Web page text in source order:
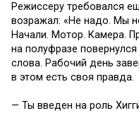
Режиссеру требовался
возражал: «Не надо. Мы
Начали. Мотор. Камера.
на полуфразе
слова. Рабочий день
в этом есть своя правда.
— Ты введен на роль